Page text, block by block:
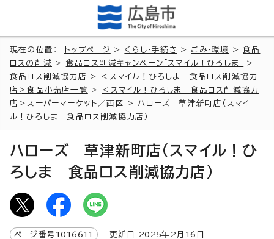
現在の位置： トップページ > くらし・手続き > ごみ・環境 >食品
ロスの削減 > 食品ロス削減キャンペーン「スマイル！ひろしま」
>
食品ロス削減協力店
>
＜スマイル！ひろしま 食品ロス削減協力
店＞食品小売店一覧
>
＜スマイル！ひろしま 食品ロス削減協力
店＞スーパーマーケット／西区
> ハローズ 草津新町店（スマイ
ル！ひろしま 食品ロス削減協力店）
ハローズ 草津新町店（スマイル！ひ
ろしま 食品ロス削減協力店）
ページ番号 1016611 更新日 2025年2月 16 日